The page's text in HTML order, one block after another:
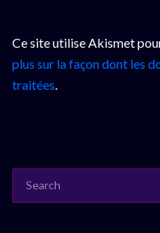
Ce site utilise Akismet
plus sur la façon dont les
traitées.
FOR: